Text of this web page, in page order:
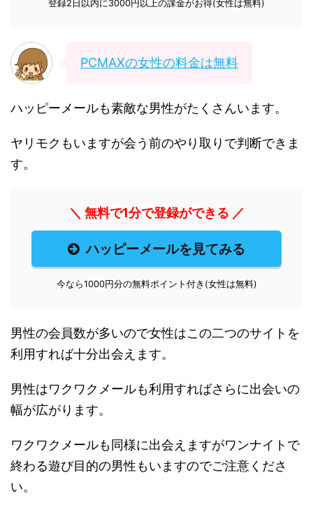
登録2日以内に3000円以上の課金がお得(女性は無料)
PCMAXの女性の料金は無料
ハッピーメールも素敵な男性がたくさんいます。
ヤリモクもいますが会う前のやり取りで判断できま
す。
＼ 無料で1分で登録ができる ／
ハッピーメールを見てみる
今なら1000円分の無料ポイント付き(女性は無料)
男性の会員数が多いので女性はこの二つのサイトを
利用すれば十分出会えます。
男性はワクワクメールも利用すればさらに出会いの
幅が広がります。
ワクワクメールも同様に出会えますがワンナイトで
終わる遊び目的の男性もいますのでご注意くださ
い。